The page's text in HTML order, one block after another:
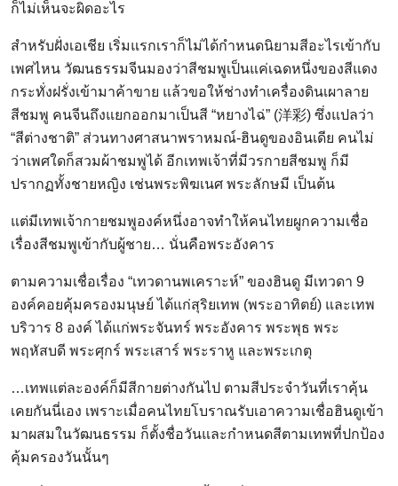
ก็ไม่เห็นจะผิดอะไร
สำหรับฝั่งเอเชีย เริ่มแรกเราก็ไม่ได้กำหนดนิยามสีอะไรเข้ากับ
เพศไหน วัฒนธรรมจีนมองว่าสีชมพูเป็นแค่เฉดหนึ่งของสีแดง
กระทั่งฝรั่งเข้ามาค้าขาย แล้วขอให้ช่างทำเครื่องดินเผาลาย
สีชมพู คนจีนถึงแยกออกมาเป็นสี “หยางไฉ่” (洋彩) ซึ่งแปลว่า
“สีต่างชาติ” ส่วนทางศาสนาพราหมณ์-ฮินดูของอินเดีย คนไม่
ว่าเพศใดก็สวมผ้าชมพูได้ อีกเทพเจ้าที่มีวรกายสีชมพู ก็มี
ปรากฏทั้งชายหญิง เช่นพระพิฆเนศ พระลักษมี เป็นต้น
แต่มีเทพเจ้ากายชมพูองค์หนึ่งอาจทำให้คนไทยผูกความเชื่อ
เรื่องสีชมพูเข้ากับผู้ชาย… นั่นคือพระอังคาร
ตามความเชื่อเรื่อง “เทวดานพเคราะห์” ของฮินดู มีเทวดา 9
องค์คอยคุ้มครองมนุษย์ ได้แก่สุริยเทพ (พระอาทิตย์) และเทพ
บริวาร 8 องค์ ได้แก่พระจันทร์ พระอังคาร พระพุธ พระ
พฤหัสบดี พระศุกร์ พระเสาร์ พระราหู และพระเกตุ
…เทพแต่ละองค์ก็มีสีกายต่างกันไป ตามสีประจำวันที่เราคุ้น
เคยกันนี่เอง เพราะเมื่อคนไทยโบราณรับเอาความเชื่อฮินดูเข้า
มาผสมในวัฒนธรรม ก็ตั้งชื่อวันและกำหนดสีตามเทพที่ปกป้อง
คุ้มครองวันนั้นๆ